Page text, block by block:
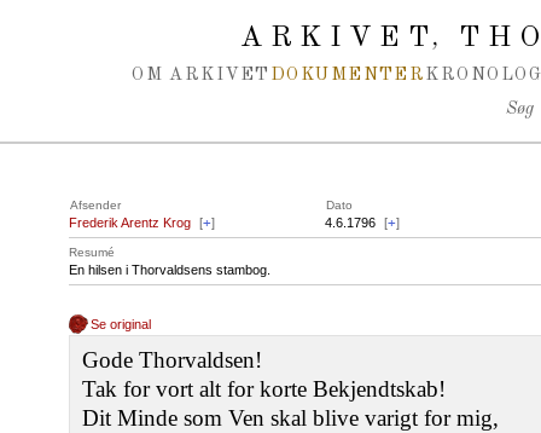
ARKIVET,
OM ARKIVET DOKUMENTER
Søg
Afsender Dato
Frederik Arentz Krog [+] 4.6.1796 [+]
Resumé
En hilsen i Thorvaldsens stambog.
Se original
Gode Thorvaldsen!
Tak for vort alt for korte Bekjendtskab!
Dit Minde som Ven skal blive varigt for mig,